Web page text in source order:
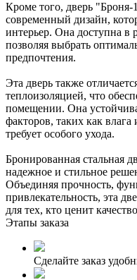
Кроме того, дверь
современный дизайн,
интерьер. Она доступна в
позволяя выбрать
предпочтения.
Эта дверь также
теплоизоляцией, что
помещении. Она
факторов, таких как
требует особого ухода.
Бронированная стальная
надежное и стильное
Объединяя прочность,
привлекательность, эта
для тех, кто ценит
Этапы заказа
Сделайте заказ